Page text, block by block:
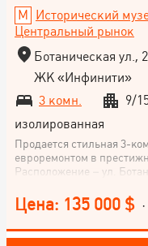
Исторический
Центральный рынок
Ботаническая ул.,
ЖК «Инфинити»
3 комн.
9/
изолированная
Продается стильная 3-
евроремонтом в
Расположение – ул.
Конституции. Основные
студия: 35 м² Жилая
квартиры просторная
два санузла туалет
Цена: 135 000 $